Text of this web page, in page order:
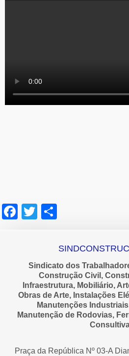
Facebook
Twitter
Sindicato dos
Construção Civil,
Infraestrutura, Mobiliário,
Obras de Arte, Instalações
Manutenções
Manutenção de Rodovias,
Praça da República Nº 03-A